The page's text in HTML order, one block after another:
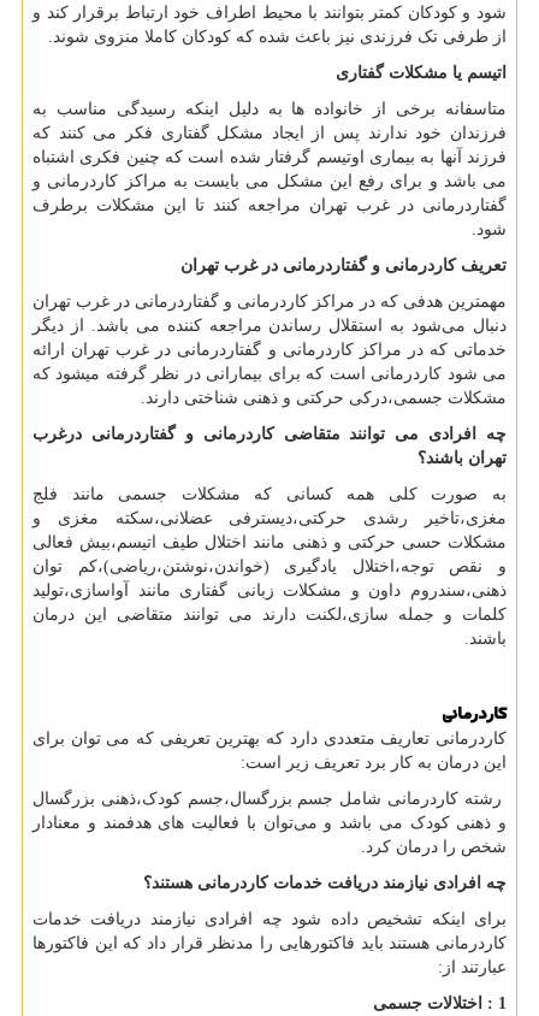
شود و کودکان کمتر بتوانند با محیط اطراف خود ارتباط برقرار کند و
از طرفی تک فرزندی نیز باعث شده که کودکان کاملا منزوی شوند.
اتیسم یا مشکلات گفتاری
متاسفانه برخی از خانواده ها به دلیل اینکه رسیدگی مناسب به
فرزندان خود ندارند پس از ایجاد مشکل گفتاری فکر می کنند که
فرزند آنها به بیماری اوتیسم گرفتار شده است که چنین فکری اشتباه
می باشد و برای رفع این مشکل می بایست به مراکز کاردرمانی و
گفتاردرمانی در غرب تهران مراجعه کنند تا این مشکلات برطرف
شود.
تعریف کاردرمانی و گفتاردرمانی در غرب تهران
مهمترین هدفی که در مراکز کاردرمانی و گفتاردرمانی در غرب تهران
دنبال می‌شود به استقلال رساندن مراجعه کننده می باشد. از دیگر
خدماتی که در مراکز کاردرمانی و گفتاردرمانی در غرب تهران ارائه
می ‌شود کاردرمانی است که برای بیمارانی در نظر گرفته میشود که
مشکلات جسمی،درکی حرکتی و ذهنی شناختی دارند.
چه افرادی می توانند متقاضی کاردرمانی و گفتاردرمانی درغرب
تهران باشند؟
به صورت کلی همه کسانی که مشکلات جسمی مانند فلج
مغزی،تاخیر رشدی حرکتی،دیسترفی عضلانی،سکته مغزی و
مشکلات حسی حرکتی و ذهنی مانند اختلال طیف اتیسم،بیش فعالی
و نقص توجه،اختلال یادگیری (خواندن،نوشتن،ریاضی)،کم توان
ذهنی،سندروم داون و مشکلات زبانی گفتاری مانند آواسازی،تولید
کلمات و جمله سازی،لکنت دارند می توانند متقاضی این درمان
باشند.
کاردرمانی
کاردرمانی تعاریف متعددی دارد که بهترین تعریفی که می‌ توان برای
این درمان به کار برد تعریف زیر است:
رشته کاردرمانی شامل جسم بزرگسال،جسم کودک،ذهنی بزرگسال
و ذهنی کودک می باشد و می‌توان با فعالیت های هدفمند و معنادار
شخص را درمان کرد.
چه افرادی نیازمند دریافت خدمات کاردرمانی هستند؟
برای اینکه تشخیص داده شود چه افرادی نیازمند دریافت خدمات
کاردرمانی هستند باید فاکتورهایی را مدنظر قرار داد که این فاکتورها
عبارتند از:
1 : اختلالات جسمی